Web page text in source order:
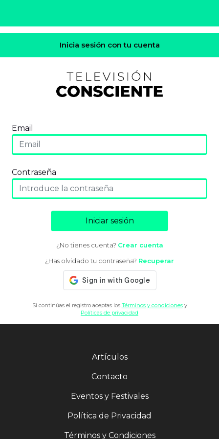
Inicia sesión con tu cuenta
Email
Contraseña
Iniciar sesión
¿No tienes cuenta? Crear cuenta
¿Has olvidado tu contraseña? Recuperar
Si continúas el registro aceptas los Términos y condicionesy
Políticas de privacidad
Artículos
Contacto
Eventos y Festivales
Política de Privacidad
Términos y Condiciones